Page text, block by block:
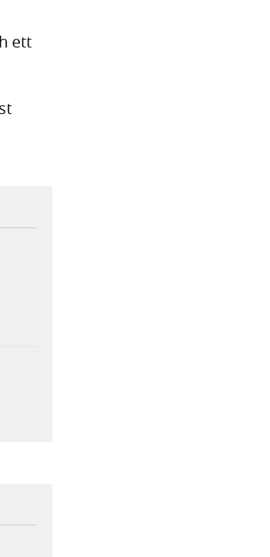
ett